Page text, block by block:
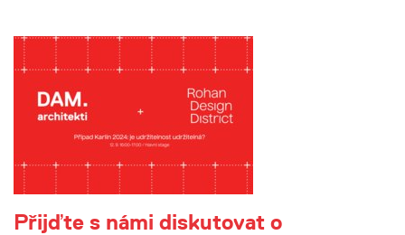
Přijďte s námi diskutovat o